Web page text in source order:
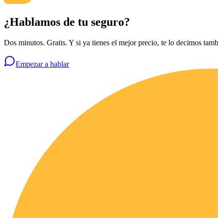
¿Hablamos de tu seguro?
Dos minutos. Gratis. Y si ya tienes el mejor precio, te lo decimos
Empezar a hablar